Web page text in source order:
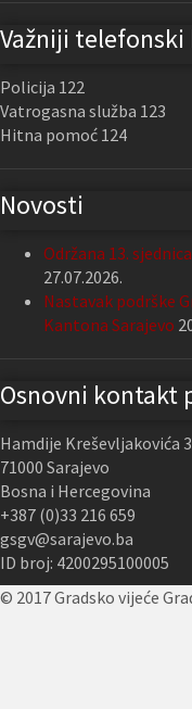
Važniji telefonski
Policija 122
Vatrogasna služba 123
Hitna pomoć 124
Novosti
Održana 13.
27.07.2026.
Nastavak podrške
Kantona Sarajevo
Osnovni kontakt
Hamdije Kreševljakovića 3
71000 Sarajevo
Bosna i Hercegovina
+387 (0)33 216 659
gsgv@sarajevo.ba
ID broj: 4200295100005
© 2017 Gradsko vijeće